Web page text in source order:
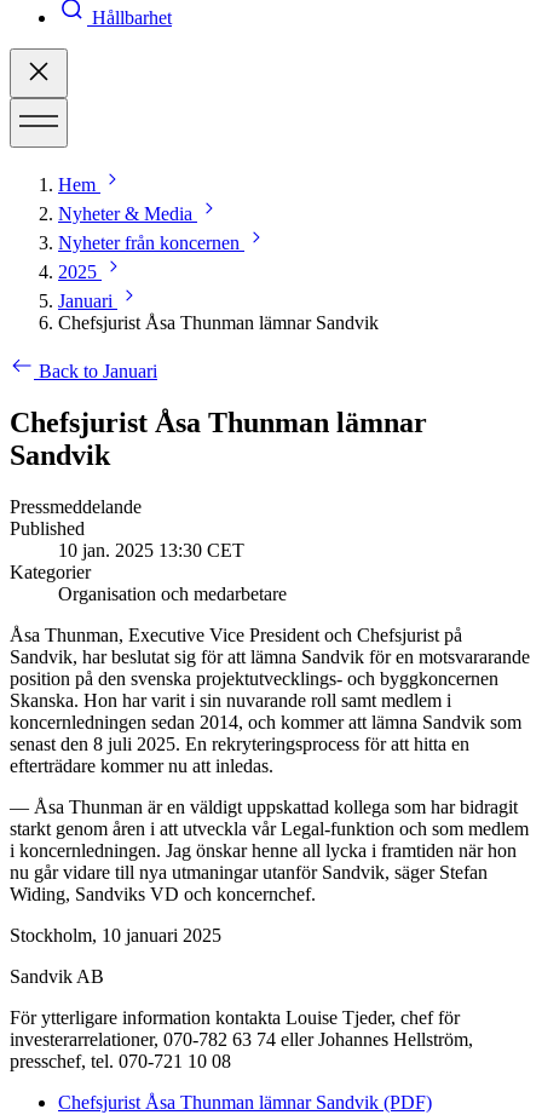
Hållbarhet
Hem
Nyheter & Media
Nyheter från koncernen
2025
Januari
Chefsjurist Åsa Thunman lämnar Sandvik
Back to Januari
Chefsjurist Åsa Thunman lämnar
Sandvik
Pressmeddelande
Published
10 jan. 2025 13:30 CET
Kategorier
Organisation och medarbetare
Åsa Thunman, Executive Vice President och Chefsjurist på
Sandvik, har beslutat sig för att lämna Sandvik för en motsvararande
position på den svenska projektutvecklings- och byggkoncernen
Skanska. Hon har varit i sin nuvarande roll samt medlem i
koncernledningen sedan 2014, och kommer att lämna Sandvik som
senast den 8 juli 2025. En rekryteringsprocess för att hitta en
efterträdare kommer nu att inledas.
— Åsa Thunman är en väldigt uppskattad kollega som har bidragit
starkt genom åren i att utveckla vår Legal-funktion och som medlem
i koncernledningen. Jag önskar henne all lycka i framtiden när hon
nu går vidare till nya utmaningar utanför Sandvik, säger Stefan
Widing, Sandviks VD och koncernchef.
Stockholm, 10 januari 2025
Sandvik AB
För ytterligare information kontakta Louise Tjeder, chef för
investerarrelationer, 070-782 63 74 eller Johannes Hellström,
presschef, tel. 070-721 10 08
Chefsjurist Åsa Thunman lämnar Sandvik (PDF)